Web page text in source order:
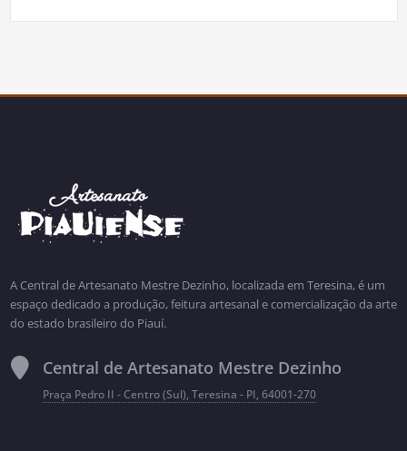
A Central de Artesanato Mestre Dezinho, localizada em Teresina, é um
espaço dedicado a produção, feitura artesanal e comercialização da arte
do estado brasileiro do Piauí.
Central de Artesanato Mestre Dezinho
Praça Pedro II - Centro (Sul), Teresina - PI, 64001-270